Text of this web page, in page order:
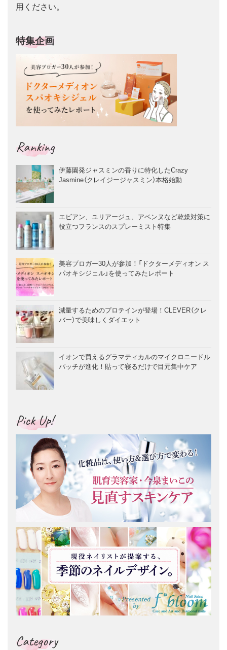
用ください。
特集企画
Ranking
伊藤園発ジャスミンの香りに特化したCrazy
Jasmine（クレイジージャスミン）本格始動
エビアン、ユリアージュ、アベンヌなど乾燥対策に
役立つフランスのスプレーミスト特集
美容ブロガー30人が参加！「ドクターメディオン ス
パオキシジェル」を使ってみたレポート
減量するためのプロテインが登場！CLEVER（クレ
バー）で美味しくダイエット
イオンで買えるグラマティカルのマイクロニードル
パッチが進化！貼って寝るだけで目元集中ケア
Pick Up!
Category